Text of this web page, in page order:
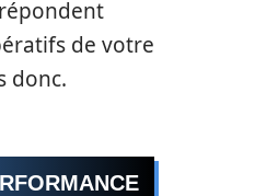
de votre
donc.